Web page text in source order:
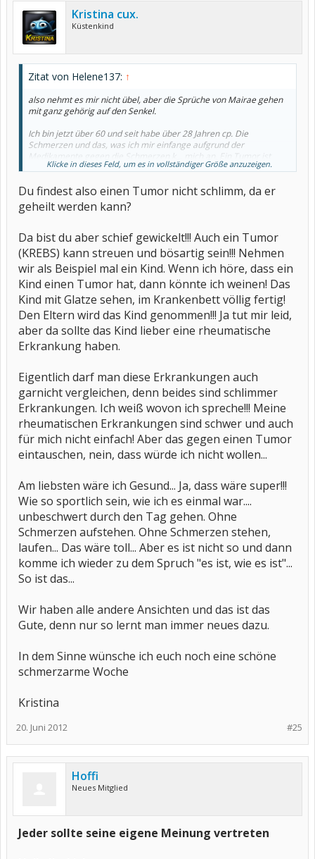
Kristina cux.
Küstenkind
Zitat von Helene137: ↑
also nehmt es mir nicht übel, aber die Sprüche von Mairae gehen
mit ganz gehörig auf den Senkel.
Ich bin jetzt über 60 und seit habe über 28 Jahren cp. Die
Schmerzen und das, was ich mir einfange aufgrund der
Medikamente gegen die Schmerzen k... mich an. Ein Tumor ist
bestimmt schlimm - hat aber die Aussicht auf Heilung.
akutem Nierenversagen (vor 2 Jahren) aufgrund von
Schmerzmitteln sterben.
und das Arava wirklich nehmen?" immer wieder erklären muss,
warum ich das Zeug einnehmen sollte, dann nerven solche
Sprüche von Mairae (die ja angeblich selber betroffen ist) gewaltig.
Nichts für ungut, musste aber raus
Viele Grüße
Helene
Klicke in dieses Feld, um es in vollständiger Größe anzuzeigen.
Du findest also einen Tumor nicht schlimm, da er
geheilt werden kann?
Da bist du aber schief gewickelt!!! Auch ein Tumor
(KREBS) kann streuen und bösartig sein!!! Nehmen
wir als Beispiel mal ein Kind. Wenn ich höre, dass ein
Kind einen Tumor hat, dann könnte ich weinen! Das
Kind mit Glatze sehen, im Krankenbett völlig fertig!
Den Eltern wird das Kind genommen!!! Ja tut mir leid,
aber da sollte das Kind lieber eine rheumatische
Erkrankung haben.
Eigentlich darf man diese Erkrankungen auch
garnicht vergleichen, denn beides sind schlimmer
Erkrankungen. Ich weiß wovon ich spreche!!! Meine
rheumatischen Erkrankungen sind schwer und auch
für mich nicht einfach! Aber das gegen einen Tumor
eintauschen, nein, dass würde ich nicht wollen...
Am liebsten wäre ich Gesund... Ja, dass wäre super!!!
Wie so sportlich sein, wie ich es einmal war....
unbeschwert durch den Tag gehen. Ohne
Schmerzen aufstehen. Ohne Schmerzen stehen,
laufen... Das wäre toll... Aber es ist nicht so und dann
komme ich wieder zu dem Spruch "es ist, wie es ist"...
So ist das...
Wir haben alle andere Ansichten und das ist das
Gute, denn nur so lernt man immer neues dazu.
In dem Sinne wünsche ich euch noch eine schöne
schmerzarme Woche
Kristina
#25
20. Juni 2012
Hoffi
Neues Mitglied
Jeder sollte seine eigene Meinung vertreten